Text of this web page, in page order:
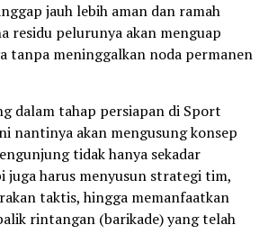
jauh lebih aman dan ramah
residu pelurunya akan menguap
tanpa meninggalkan noda permanen
dalam tahap persiapan di Sport
nantinya akan mengusung konsep
tidak hanya sekadar
juga harus menyusun strategi tim,
taktis, hingga memanfaatkan
rintangan (barikade) yang telah